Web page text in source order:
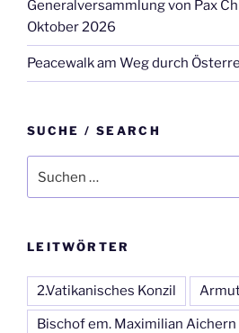
Generalversammlung von Pax
Oktober 2026
Peacewalk am Weg durch
SUCHE / SEARCH
nach:
LEITWÖRTER
2.Vatikanisches Konzil
Bischof em. Maximilian Aichern